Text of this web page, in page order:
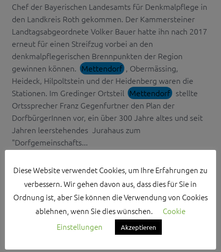
Chef der Bayerischen Landesamts für Denkmalpflege in
den Landkreis Roth gekommen. Der Kammersteiner
Landtagsabgeordnete Volker Bauer hatte ihn nach 2017
erneut für einen Streifzug vorbei an den
denkmalpflegerischen Brennpunkten der Region
gewinnen können. Mettendorf , Obermässing,
Heideck, Hilpoltstein und der Heidenberg waren die
Stationen. Im Gredinger Ortsteil Mettendorf stellte
Ortssprecher Franz Gegenfurtner den Plan der
DorfbürgerInnen vor, ein über 300 Jahre altes und seit
Jahren leerstehendes Jurahaus zum
"Dorfgemeinschafts...
Search Sidebar Widget Area
Please login and add some widgets to this widget area.
Diese Website verwendet Cookies, um Ihre Erfahrungen zu
verbessern. Wir gehen davon aus, dass dies für Sie in
Ordnung ist, aber Sie können die Verwendung von Cookies
ablehnen, wenn Sie dies wünschen.
Cookie
Einstellungen
Akzeptieren